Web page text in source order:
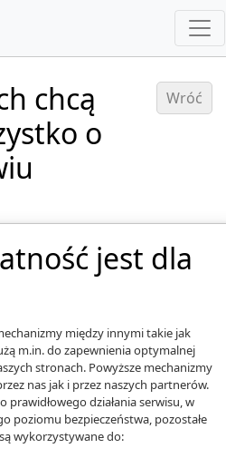
chcą
o
Wróć
jest dla
między innymi takie jak
m.in. do zapewnienia optymalnej
stronach. Powyższe mechanizmy
nas jak i przez naszych partnerów.
prawidłowego działania serwisu, w
poziomu bezpieczeństwa, pozostałe
wykorzystywane do: